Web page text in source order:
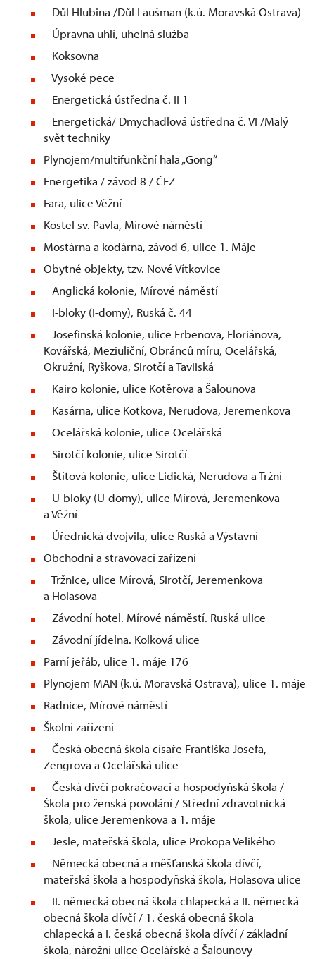
Důl Hlubina /Důl Laušman (k.ú. Moravská Ostrava)
Úpravna uhlí, uhelná služba
Koksovna
Vysoké pece
Energetická ústředna č. II 1
Energetická/ Dmychadlová ústředna č. VI /Malý
svět techniky
Plynojem/multifunkční hala „Gong“
Energetika / závod 8 / ČEZ
Fara, ulice Věžní
Kostel sv. Pavla, Mírové náměstí
Mostárna a kodárna, závod 6, ulice 1. Máje
Obytné objekty, tzv. Nové Vítkovice
Anglická kolonie, Mírové náměstí
I-bloky (I-domy), Ruská č. 44
Josefinská kolonie, ulice Erbenova, Floriánova,
Kovářská, Meziuliční, Obránců míru, Ocelářská,
Okružní, Ryškova, Sirotčí a Taviiská
Kairo kolonie, ulice Kotěrova a Šalounova
Kasárna, ulice Kotkova, Nerudova, Jeremenkova
Ocelářská kolonie, ulice Ocelářská
Sirotčí kolonie, ulice Sirotčí
Štítová kolonie, ulice Lidická, Nerudova a Tržní
U-bloky (U-domy), ulice Mírová, Jeremenkova
a Věžní
Úřednická dvojvila, ulice Ruská a Výstavní
Obchodní a stravovací zařízení
Tržnice, ulice Mírová, Sirotčí, Jeremenkova
a Holasova
Závodní hotel. Mírové náměstí. Ruská ulice
Závodní jídelna. Kolková ulice
Parní jeřáb, ulice 1. máje 176
Plynojem MAN (k.ú. Moravská Ostrava), ulice 1. máje
Radnice, Mírové náměstí
Školní zařízení
Česká obecná škola císaře Františka Josefa,
Zengrova a Ocelářská ulice
Česká dívčí pokračovací a hospodyňská škola /
Škola pro ženská povolání / Střední zdravotnická
škola, ulice Jeremenkova a 1. máje
Jesle, mateřská škola, ulice Prokopa Velikého
Německá obecná a měšťanská škola dívčí,
mateřská škola a hospodyňská škola, Holasova ulice
II. německá obecná škola chlapecká a II. německá
obecná škola dívčí / 1. česká obecná škola
chlapecká a I. česká obecná škola dívčí / základní
škola, nárožní ulice Ocelářské a Šalounovy